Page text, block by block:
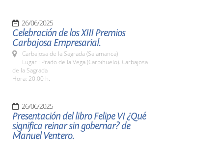
26/06/2025
Celebración de los XIII Premios
Carbajosa Empresarial.
Carbajosa de la Sagrada (Salamanca)
Lugar : Prado de la Vega (Carpihuelo). Carbajosa
de la Sagrada
Hora: 20:00 h.
26/06/2025
Presentación del libro Felipe VI ¿Qué
significa reinar sin gobernar? de
Manuel Ventero.